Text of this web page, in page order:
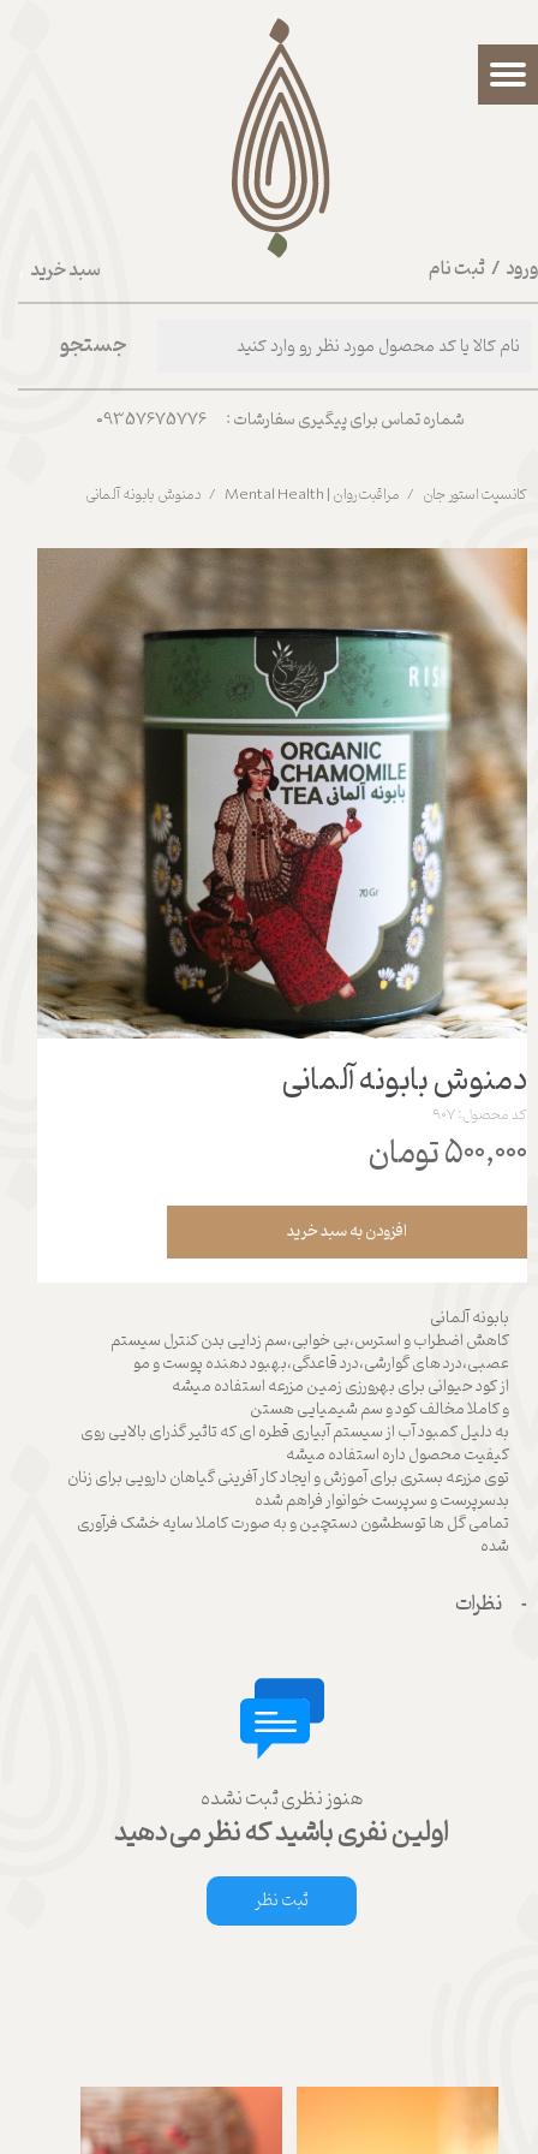
سبد خرید / ثبت نام
حساب کاربری من
تغییر گذر واژه
شماره تماس برای پیگیری سفارشات : 09357675776
جستجو
کانسپت استور جان مراقبت روان | Mental Health دمنوش بابونه آلمانی
دمنوش بابونه آلمانی
کد محصول: 907
۵۰۰,۰۰۰ تومان
افزودن به سبد خرید
بابونه آلمانی
کاهش اضطراب و استرس،بی خوابی،سم زدایی بدن کنترل سیستم
عصبی،درد های گوارشی،درد قاعدگی،بهبود دهنده پوست و مو
از کود حیوانی برای بهرورزی زمین مزرعه استفاده میشه
و کاملا مخالف کود و سم شیمیایی هستن
به دلیل کمبود آب از سیستم آبیاری قطره ای که تاثیر گذرای بالایی روی
کیفیت محصول داره استفاده میشه
توی مزرعه بستری برای آموزش و ایجاد کار آفرینی گیاهان دارویی برای زنان
بدسرپرست و سرپرست خوانوار فراهم شده
تمامی گل ها توسطشون دستچین و به صورت کاملا سایه خشک فرآوری
شده
نظرات
هنوز نظری ثبت نشده
اولین نفری باشید که نظر می‌دهید
ثبت نظر